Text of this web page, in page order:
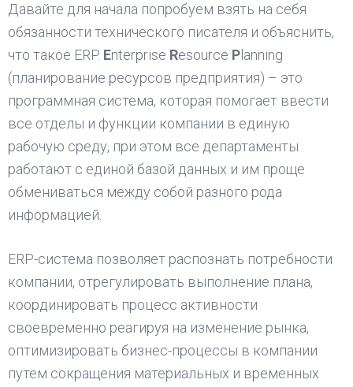
Давайте для начала попробуем взять на себя
обязанности технического писателя и объяснить,
что такое ERP. Enterprise Resource P lanning
(планирование ресурсов предприятия) – это
программная система, которая помогает ввести
все отделы и функции компании в единую
рабочую среду, при этом все департаменты
работают с единой базой данных и им проще
обмениваться между собой разного рода
информацией.
ERP-система позволяет распознать потребности
компании, отрегулировать выполнение плана,
координировать процесс активности
своевременно реагируя на изменение рынка,
оптимизировать бизнес-процессы в компании
путем сокращения материальных и временных